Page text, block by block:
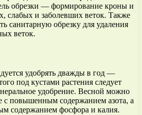
обрезки — формирование кроны и
слабых и заболевших веток. Также
санитарную обрезку для удаления
веток.
удобрять дважды в год —
под кустами растения следует
удобрение. Весной можно
с повышенным содержанием азота, а
содержанием фосфора и калия.